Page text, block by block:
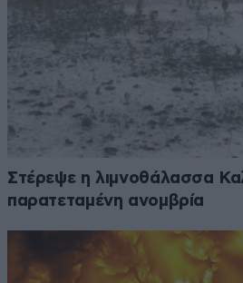
Στέρεψε η λιμνοθάλασσα
παρατεταμένη ανομβρία